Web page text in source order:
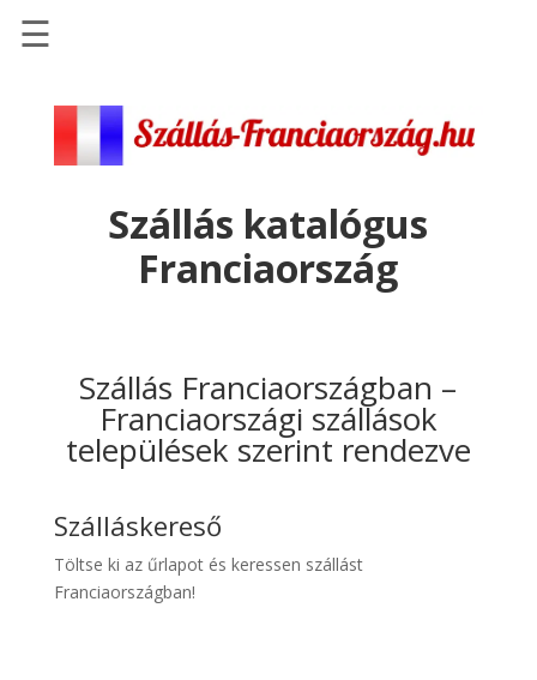
Szállások
Repülőjegy
pénzvisszatérítéssel
Discover
Cars
Transzfer
Taxi
☰
Szállás katalógus
Franciaország
Szállás Franciaországban –
Franciaországi szállások
települések szerint rendezve
Szálláskereső
Töltse ki az űrlapot és keressen szállást
Franciaországban!